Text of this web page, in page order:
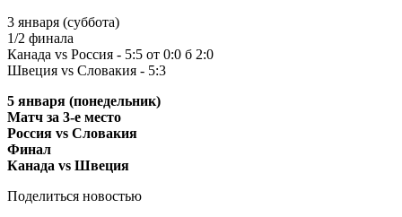
3 января (суббота)
1/2 финала
Канада vs Россия - 5:5 от 0:0 б 2:0
Швеция vs Словакия - 5:3
5 января (понедельник)
Матч за 3-е место
Россия vs Словакия
Финал
Канада vs Швеция
Поделиться новостью